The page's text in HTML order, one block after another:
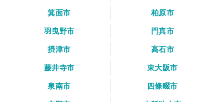
箕面市
柏原市
羽曳野市
門真市
摂津市
高石市
藤井寺市
東大阪市
泉南市
四條畷市